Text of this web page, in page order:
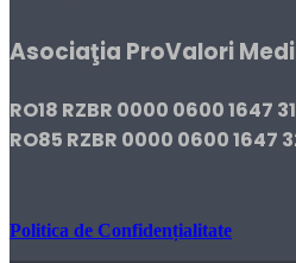
Asociaţia ProValori
RO18 RZBR 0000 0600 1647
RO85 RZBR 0000 0600 1647
Politica de Confidențialitate